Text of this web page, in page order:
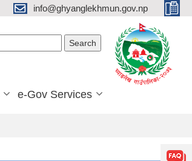
info@ghyanglekhmun.gov.np
e-Gov Services